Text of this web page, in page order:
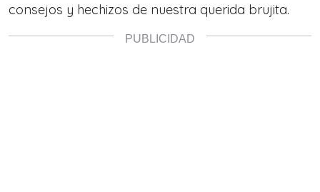
consejos y hechizos de nuestra querida brujita.